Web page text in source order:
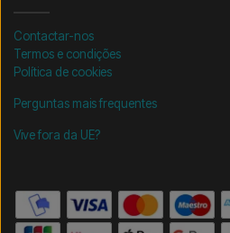
Contactar-nos
Termos e condições
Política de cookies
Perguntas mais frequentes
Vive fora da UE?